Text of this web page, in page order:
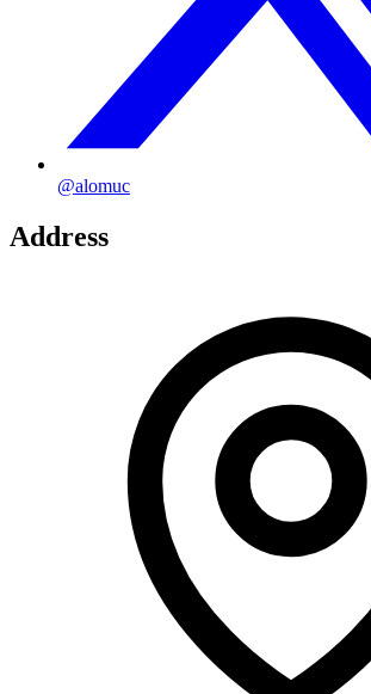
@alomuc
Address